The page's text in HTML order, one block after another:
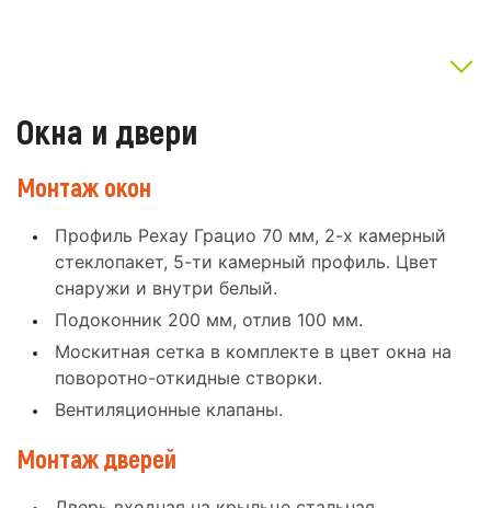
Окна и двери
Монтаж окон
Профиль Рехау Грацио 70 мм, 2-х камерный
стеклопакет, 5-ти камерный профиль. Цвет
снаружи и внутри белый.
Подоконник 200 мм, отлив 100 мм.
Москитная сетка в комплекте в цвет окна на
поворотно-откидные створки.
Вентиляционные клапаны.
Монтаж дверей